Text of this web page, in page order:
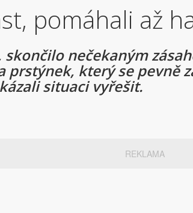
pomáhali až
nečekaným
prstýnek, který se pevně
situaci vyřešit.
REKLAMA